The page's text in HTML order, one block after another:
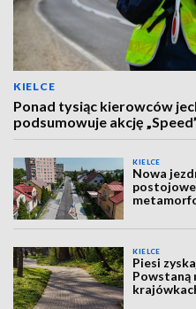
KIELCE
Ponad tysiąc kierowców
podsumowuje akcję
KIELCE
Nowa
KIELCE
Piesi
Powstaną